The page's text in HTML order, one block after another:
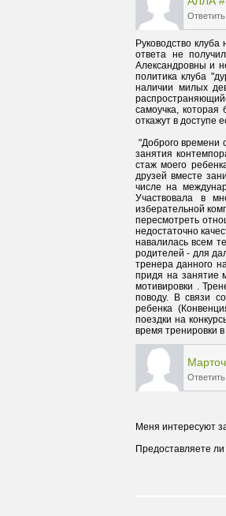
Ответить
Руководство
ответа не
Александровны и
политика клуба
наличии милых
самоучка,
занятия
стаж моего
друзей вместе
числе на
Участвовала в
изберательной
пересмотреть
недостаточно
навалилась всем
родителей - для
тренера данного
придя на занятие
мотивировки .
поводу. В связи
ребенка
поездки на
время тренировки
Ответить